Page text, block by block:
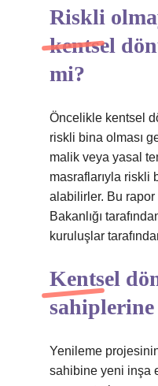
Riskli
kentsel
mi?
Öncelikle kentsel
riskli bina olması
malik veya yasal
masraflarıyla riskli
alabilirler. Bu
Bakanlığı
kuruluşlar
Kentsel
Yenileme
sahibine yeni inşa